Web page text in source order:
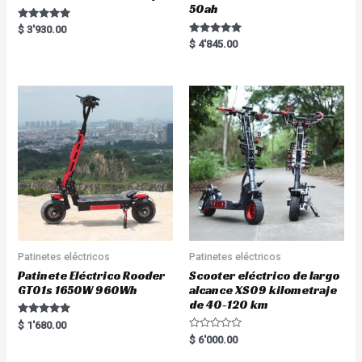
Rated
5.00
$ 3'930.00
50ah
Rated
5.00
$ 4'845.00
Patinetes eléctricos
Patinete Eléctrico Rooder
GT01s 1650W 960Wh
Rated
5.00
$ 1'680.00
Patinetes eléctricos
Scooter eléctrico de largo
alcance XS09 kilometraje
de 40-120 km
R
a
$ 6'000.00